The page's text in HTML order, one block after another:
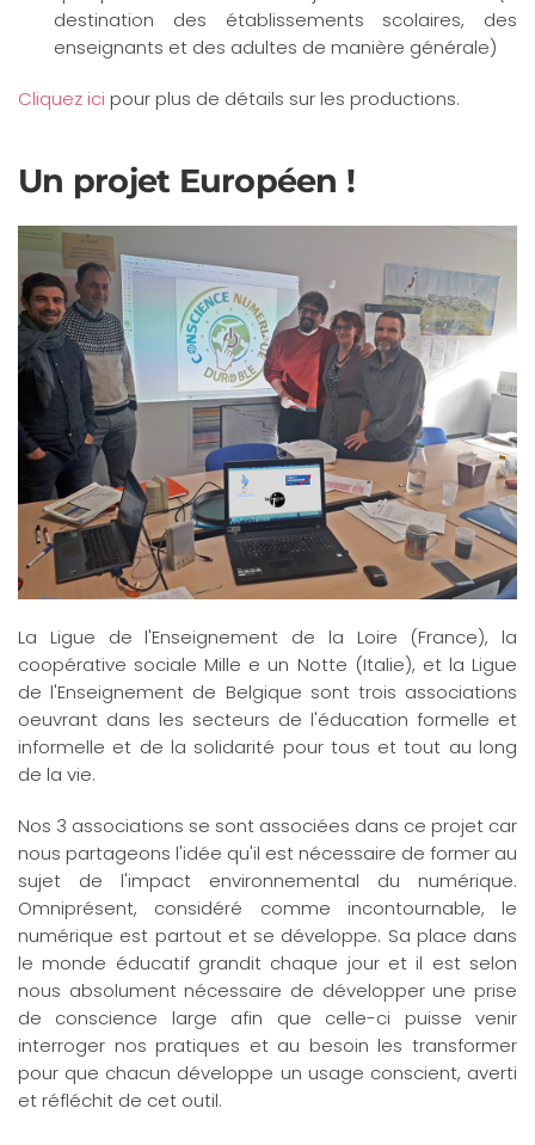
destination des établissements scolaires, des
enseignants et des adultes de manière générale)
Cliquez ici pour plus de détails sur les productions.
Un projet Européen !
La Ligue de l'Enseignement de la Loire (France), la
coopérative sociale Mille e un Notte (Italie), et la Ligue
de l'Enseignement de Belgique sont trois associations
oeuvrant dans les secteurs de l'éducation formelle et
informelle et de la solidarité pour tous et tout au long
de la vie.
Nos 3 associations se sont associées dans ce projet car
nous partageons l'idée qu'il est nécessaire de former au
sujet de l'impact environnemental du numérique.
Omniprésent, considéré comme incontournable, le
numérique est partout et se développe. Sa place dans
le monde éducatif grandit chaque jour et il est selon
nous absolument nécessaire de développer une prise
de conscience large afin que celle-ci puisse venir
interroger nos pratiques et au besoin les transformer
pour que chacun développe un usage conscient, averti
et réfléchit de cet outil.